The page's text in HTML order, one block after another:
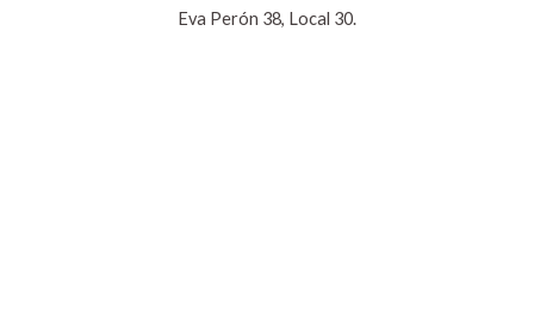
Eva Perón 38, Local 30.